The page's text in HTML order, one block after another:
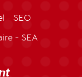
- SEO
- SEA